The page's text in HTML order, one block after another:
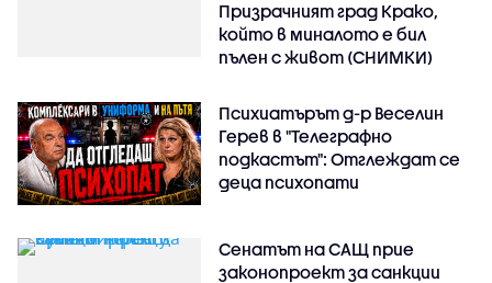
Призрачният град Крако,
който в миналото е бил
пълен с живот (СНИМКИ)
Психиатърът д-р Веселин
Герев в "Телеграфно
подкастът": Отглеждат се
деца психопати
Сенатът на САЩ прие
законопроект за санкции